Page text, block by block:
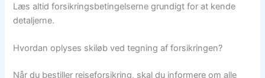
Læs altid forsikringsbetingelserne grundigt for at kende
detaljerne.
Hvordan oplyses skiløb ved tegning af forsikringen?
Når du bestiller rejseforsikring, skal du informere om alle